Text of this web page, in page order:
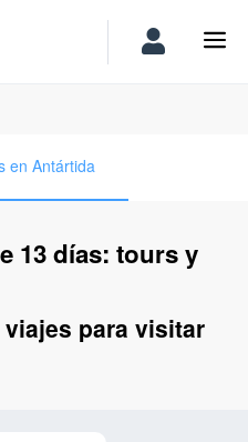
en Antártida
13 días: tours y
para visitar